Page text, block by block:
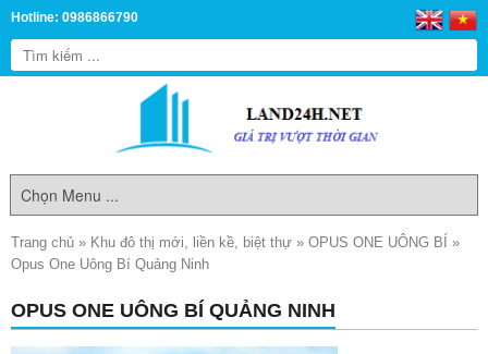
Hotline: 0986866790
Trang chủ » Khu đô thị mới, liền kề, biệt thự » OPUS ONE UÔNG BÍ »
Opus One Uông Bí Quảng Ninh
OPUS ONE UÔNG BÍ QUẢNG NINH